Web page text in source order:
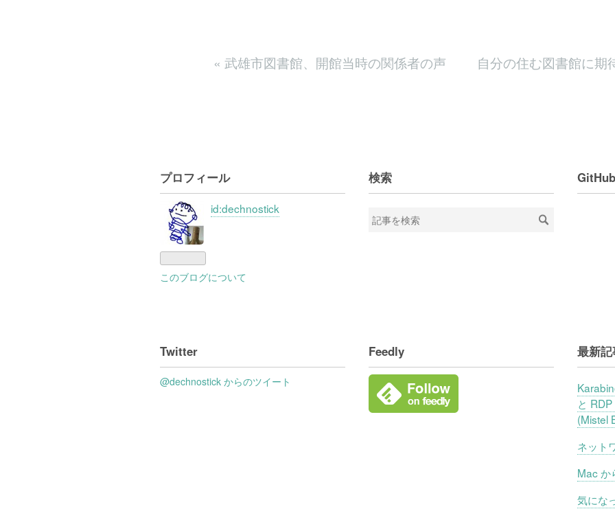
« 武雄市図書館、開館当時の関係者の声 自分の住む図書館に期
プロフィール
id:dechnostick
このブログについて
検索 GitHub
Twitter
@dechnostick からのツイート
Feedly 最新
と
(Mistel
ネット
Mac か
気にな